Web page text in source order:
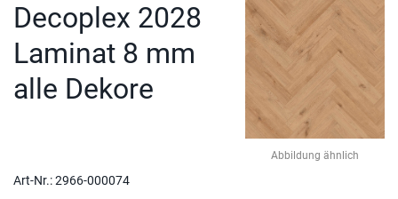
Decoplex 2028
Laminat 8 mm
alle Dekore
Abbildung ähnlich
Art-Nr.:2966-000074